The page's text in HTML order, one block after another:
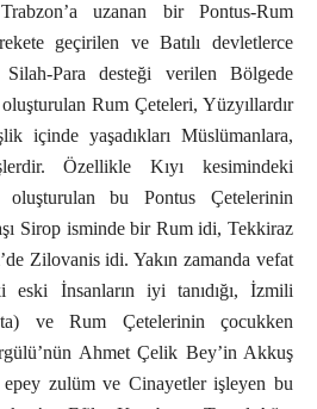
uzanan bir Pontus-Rum
geçirilen ve Batılı devletlerce
Silah-Para desteği verilen Bölgede
Rum Çeteleri, Yüzyıllardır
içinde yaşadıkları Müslümanlara,
Özellikle Kıyı kesimindeki
oluşturulan bu Pontus Çetelerinin
Sirop isminde bir Rum idi, Tekkiraz
Zilovanis idi. Yakın zamanda vefat
eski İnsanların iyi tanıdığı, İzmili
ve Rum Çetelerinin çocukken
Ahmet Çelik Bey’in Akkuş
zulüm ve Cinayetler işleyen bu